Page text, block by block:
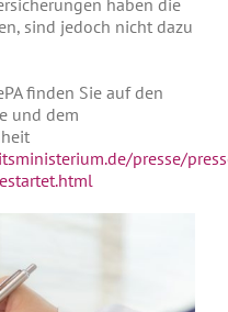
sind jedoch nicht dazu
finden Sie auf den
und dem
presse/